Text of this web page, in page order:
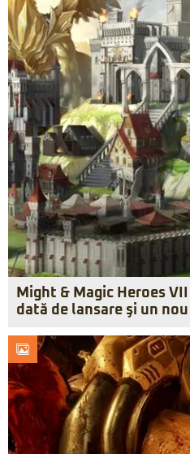
Might & Magic Heroes
dată de lansare şi un